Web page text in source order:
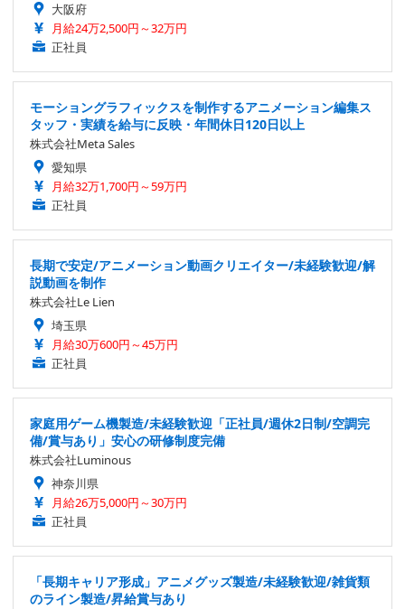
大阪府
月給24万2,500円～32万円
正社員
モーショングラフィックスを制作するアニメーション編集ス
タッフ・実績を給与に反映・年間休日120日以上
株式会社Meta Sales
愛知県
月給32万1,700円～59万円
正社員
長期で安定/アニメーション動画クリエイター/未経験歓迎/解
説動画を制作
株式会社Le Lien
埼玉県
月給30万600円～45万円
正社員
家庭用ゲーム機製造/未経験歓迎「正社員/週休2日制/空調完
備/賞与あり」安心の研修制度完備
株式会社Luminous
神奈川県
月給26万5,000円～30万円
正社員
「長期キャリア形成」アニメグッズ製造/未経験歓迎/雑貨類
のライン製造/昇給賞与あり